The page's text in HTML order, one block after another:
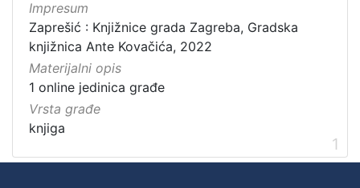
Impresum
Zaprešić : Knjižnice grada Zagreba, Gradska
knjižnica Ante Kovačića, 2022
Materijalni opis
1 online jedinica građe
Vrsta građe
knjiga
1